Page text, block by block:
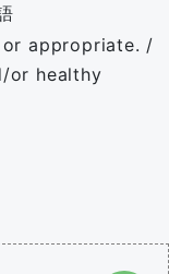
appropriate. /
or healthy